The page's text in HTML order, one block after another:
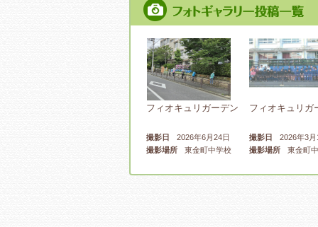
フィオキュリガーデン
撮影日
2026年6月24日
撮影場所
東金町中学校
フィオキュリガ
撮影日
2026年3月
撮影場所
東金町